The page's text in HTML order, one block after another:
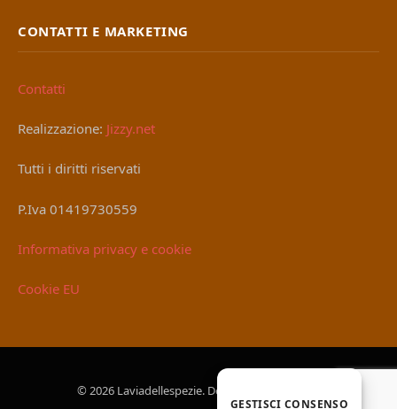
CONTATTI E MARKETING
Contatti
Realizzazione: Jizzy.net
Tutti i diritti riservati
P.Iva 01419730559
Informativa privacy e cookie
Cookie EU
© 2026 Laviadellespezie. Designed by
GESTISCI CONSENSO